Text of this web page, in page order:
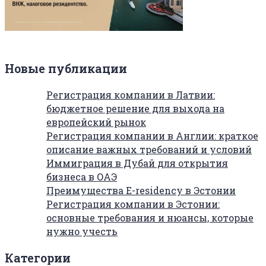
Новые публикации
Регистрация компании в Латвии:
бюджетное решение для выхода на
европейский рынок
Регистрация компании в Англии: краткое
описание важных требований и условий
Иммиграция в Дубай для открытия
бизнеса в ОАЭ
Преимущества E-residency в Эстонии
Регистрация компании в Эстонии:
основные требования и нюансы, которые
нужно учесть
Категории